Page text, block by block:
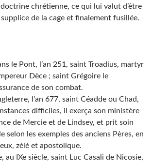
doctrine chrétienne, ce qui lui valut d’être
de la cage et finalement fusillée.
Pont, l’an 251, saint Troadius, martyr
Dèce ; saint Grégoire le
de son combat.
l’an 677, saint Céadde ou Chad,
difficiles, il exerça son ministère
de Mercie et de Lindsey, et prit soin
selon les exemples des anciens Pères, en
zélé et apostolique.
IXe siècle, saint Luc Casali de Nicosie,